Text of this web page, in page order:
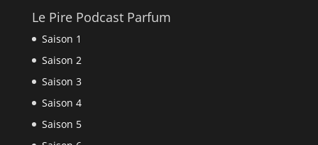
Le Pire Podcast Parfum
Saison 1
Saison 2
Saison 3
Saison 4
Saison 5